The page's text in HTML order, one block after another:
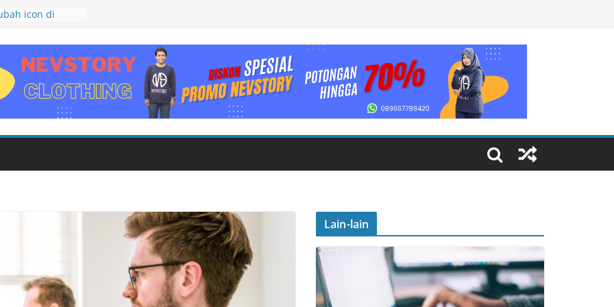
icon di
Access
Checklist di
Hyperlink di
Daftar
Lain-lain